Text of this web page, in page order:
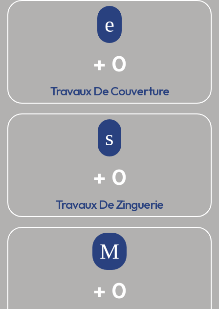
+ 0
Travaux De Couverture
+ 0
Travaux De Zinguerie
+ 0